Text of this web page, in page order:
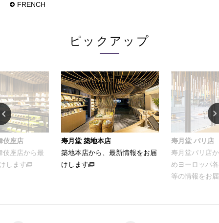
FRENCH
ピックアップ
伎座店
伎座店から最
します
寿月堂 築地本店
築地本店から、最新情報をお届
けします
寿月堂 パリ店
寿月堂パリ店
めヨーロッパ
等の情報をお